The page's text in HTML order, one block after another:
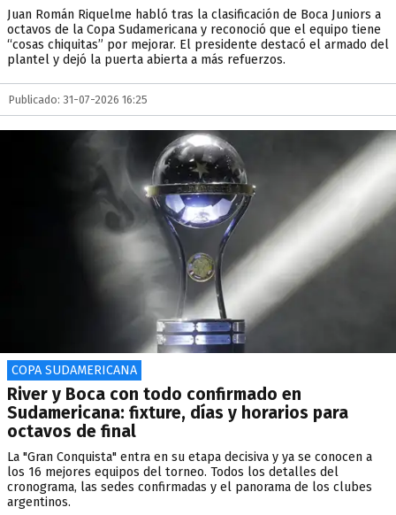
​Juan Román Riquelme habló tras la clasificación de Boca Juniors a
octavos de la Copa Sudamericana y reconoció que el equipo tiene
“cosas chiquitas” por mejorar. El presidente destacó el armado del
plantel y dejó la puerta abierta a más refuerzos.
Publicado: 31-07-2026 16:25
COPA SUDAMERICANA
River y Boca con todo confirmado en
Sudamericana: fixture, días y horarios para
octavos de final
La "Gran Conquista" entra en su etapa decisiva y ya se conocen a
los 16 mejores equipos del torneo. Todos los detalles del
cronograma, las sedes confirmadas y el panorama de los clubes
argentinos.